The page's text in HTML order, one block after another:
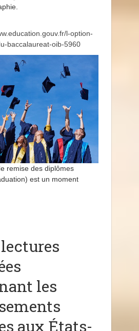
l-option-
baccalaureat-oib-5960
remise des diplômes
est un moment
les
aux États-